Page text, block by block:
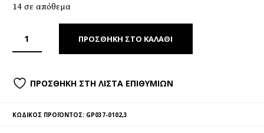
14 σε απόθεμα
ΠΡΟΣΘΉΚΗ ΣΤΟ ΚΑΛΆΘΙ
ΠΡΟΣΘΉΚΗ ΣΤΗ ΛΊΣΤΑ ΕΠΙΘΥΜΙΏΝ
ΚΩΔΙΚΌΣ ΠΡΟΪΌΝΤΟΣ: GP037-0102,3